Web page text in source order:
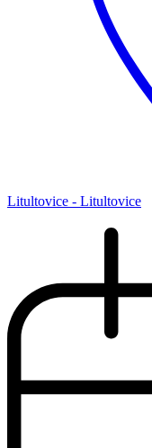
Litultovice - Litultovice